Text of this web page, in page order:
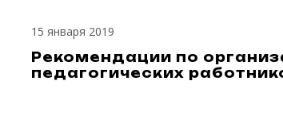
15 января 2019
Рекомендации по
педагогических